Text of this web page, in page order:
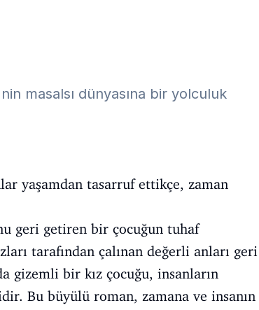
masalsı dünyasına bir yolculuk
yaşamdan tasarruf ettikçe, zaman
geri getiren bir çocuğun tuhaf
tarafından çalınan değerli anları geri
gizemli bir kız çocuğu, insanların
Bu büyülü roman, zamana ve insanın